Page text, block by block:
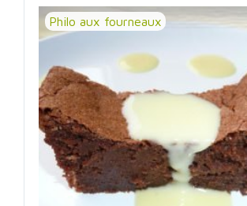
Philo aux fourneaux